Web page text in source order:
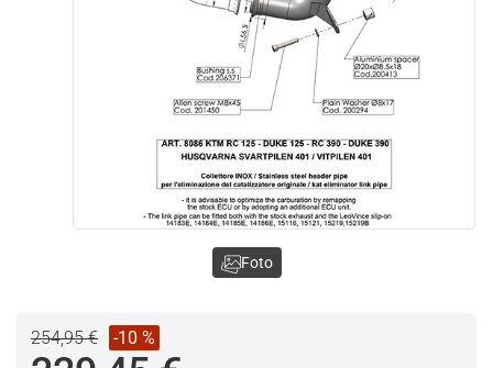
254,95 € -10 %
Foto